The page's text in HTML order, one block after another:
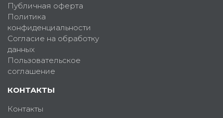
Публичная оферта
Политика
конфиденциальности
Согласие на обработку
данных
Пользовательское
соглашение
КОНТАКТЫ
Контакты